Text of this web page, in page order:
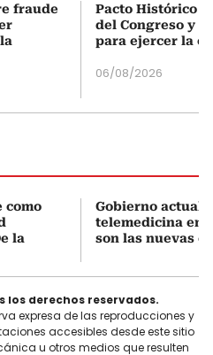
fraude
Pacto Histórico
del Congreso y
para ejercer la
06/08/2026
como
la
Gobierno
telemedicina en
son las nuevas
los derechos reservados.
expresa de las reproducciones y
accesibles desde este sitio
u otros medios que resulten